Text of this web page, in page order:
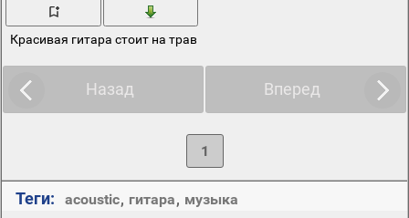
Красивая гитара стоит на траве у большого дерева
Назад Вперед
1
Теги: acoustic, гитара, музыка